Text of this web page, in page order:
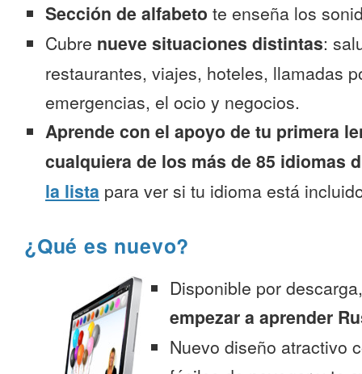
Sección de alfabeto te enseña los
Cubre nueve situaciones distintas:
restaurantes, viajes, hoteles, llamadas
emergencias, el ocio y negocios.
Aprende con el apoyo de tu primera
cualquiera de los más de 85 idiomas
la lista para ver si tu idioma está
¿Qué es nuevo?
Disponible por
empezar a aprender
Nuevo diseño atractivo